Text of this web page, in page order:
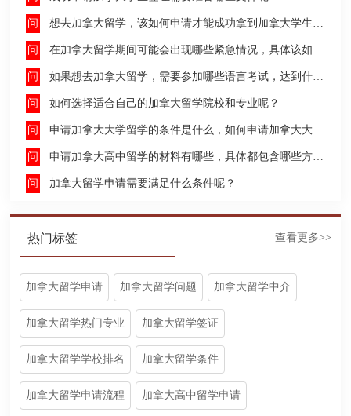
想去加拿大留学，该如何申请才能成功拿到加拿大学生签证呢？
在加拿大留学期间可能会出现哪些紧急情况，具体该如何去处理这些紧急情况呢？
如果想去加拿大留学，需要参加哪些语言考试，达到什么水平才能申请呢？
如何选择适合自己的加拿大留学院校和专业呢？
申请加拿大大学留学的条件是什么，如何申请加拿大大学留学，留学的费用及签证申请流程是什么？
申请加拿大高中留学的材料有哪些，具体都包含哪些方面呢？
加拿大留学申请需要满足什么条件呢？
热门标签 查看更多>>
加拿大留学申请 加拿大留学问题 加拿大留学中介
加拿大留学热门专业 加拿大留学签证
加拿大留学学校排名 加拿大留学条件
加拿大留学申请流程 加拿大高中留学申请